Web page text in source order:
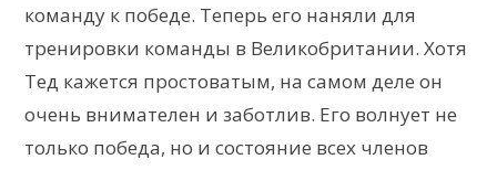
команду к победе. Теперь его наняли для
тренировки команды в Великобритании. Хотя
Тед кажется простоватым, на самом деле он
очень внимателен и заботлив. Его волнует не
только победа, но и состояние всех членов